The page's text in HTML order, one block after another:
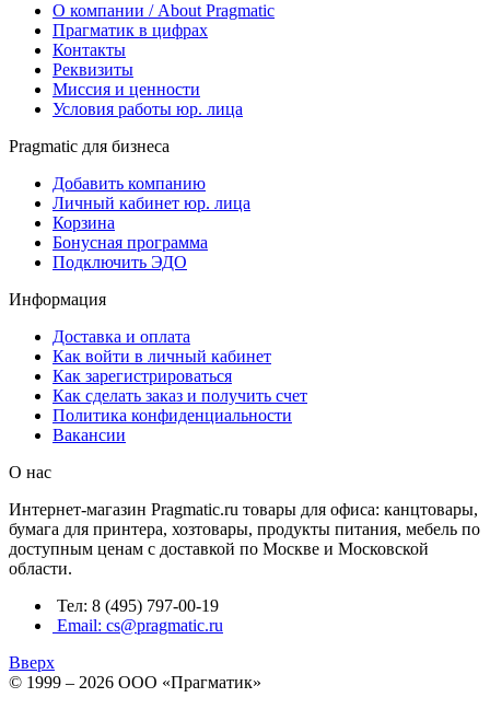
О компании / About Pragmatic
Прагматик в цифрах
Контакты
Реквизиты
Миссия и ценности
Условия работы юр. лица
Pragmatic для бизнеса
Добавить компанию
Личный кабинет юр. лица
Корзина
Бонусная программа
Подключить ЭДО
Информация
Доставка и оплата
Как войти в личный кабинет
Как зарегистрироваться
Как сделать заказ и получить счет
Политика конфиденциальности
Вакансии
О нас
Интернет-магазин Pragmatic.ru товары для офиса: канцтовары,
бумага для принтера, хозтовары, продукты питания, мебель по
доступным ценам с доставкой по Москве и Московской
области.
Тел: 8 (495) 797-00-19
Email: cs@pragmatic.ru
Вверх
© 1999 – 2026 ООО «Прагматик»